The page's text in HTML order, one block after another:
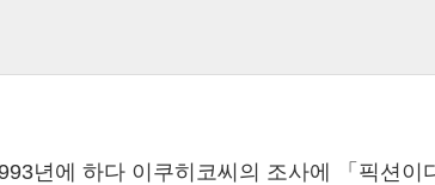
년에 하다 이쿠히코씨의 조사에 「픽션이